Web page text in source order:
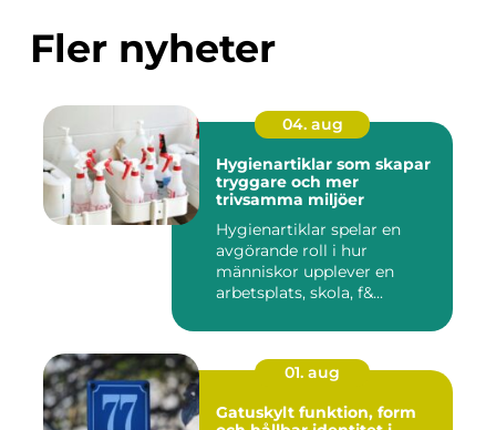
Fler nyheter
04. aug
Hygienartiklar som skapar
tryggare och mer
trivsamma miljöer
Hygienartiklar spelar en
avgörande roll i hur
människor upplever en
arbetsplats, skola, f&...
01. aug
Gatuskylt funktion, form